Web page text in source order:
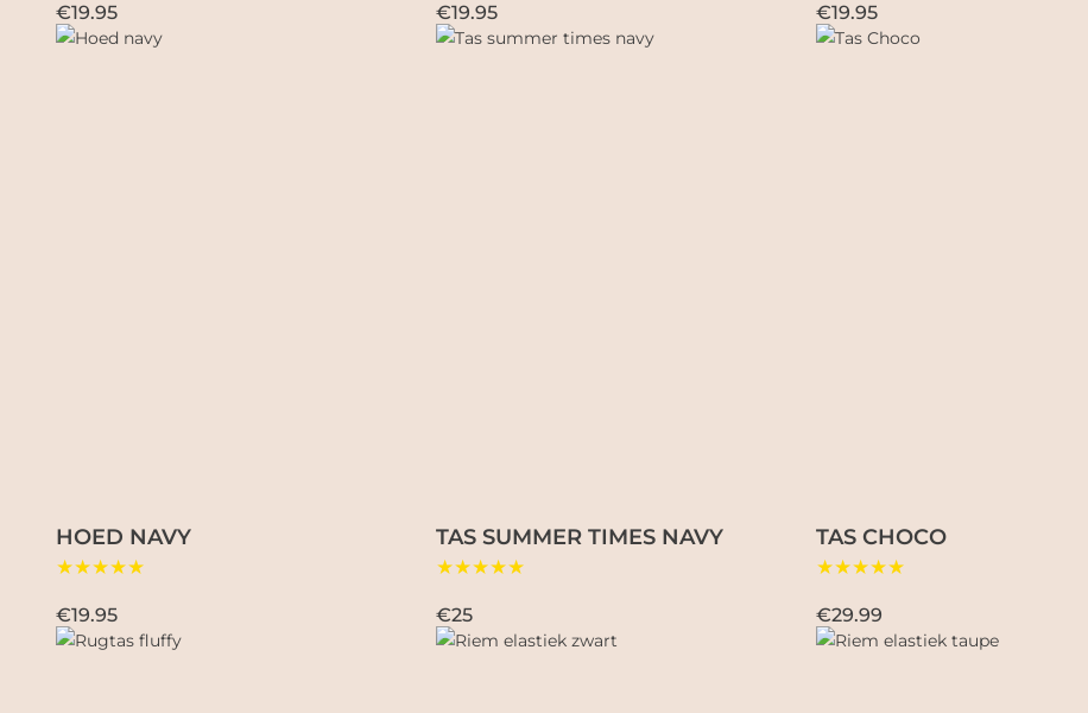
€19.95 €19.95 €19.95
HOED NAVY
★★★★★
€19.95
TAS SUMMER TIMES NAVY
★★★★★
€25
TAS CHOCO
★★★★★
€29.99